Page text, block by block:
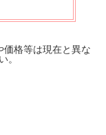
格等は現在と異な
。